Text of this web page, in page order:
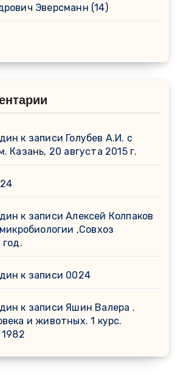
Эверсманн (14)
к записи Голубев А.И. с
Казань, 20 августа 2015 г.
к записиАлексей Колпаков
,Совхоз
к записи 0024
к записиЯшин Валера .
и животных. 1 курс.